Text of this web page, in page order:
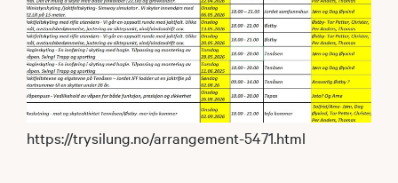
https://trysilung.no/arrangement-5471.html